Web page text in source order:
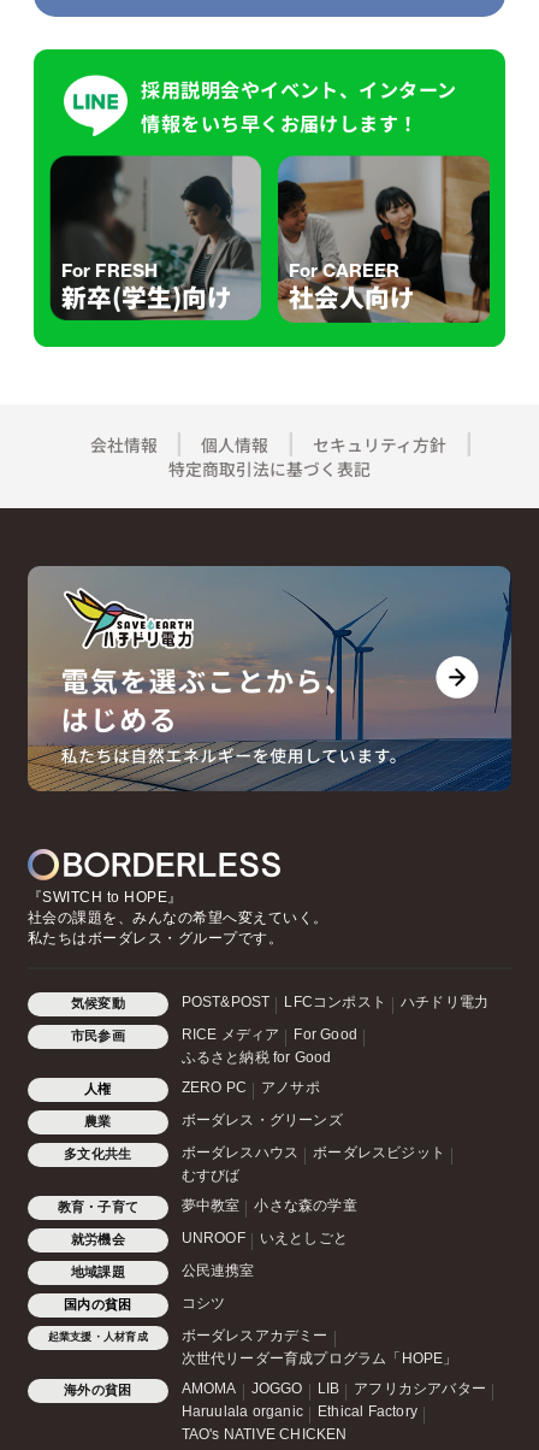
採用説明会やイベント、インターン
情報をいち早くお届けします！
For FRESH
新卒(学生)向け
For CAREER
社会人向け
会社情報 個人情報
セキュリティ方針
特定商取引法に基づく表記
『SWITCH to HOPE』
社会の課題を、みんなの希望へ変えていく。
私たちはボーダレス・グループです。
気候変動 POST&POST LFCコンポスト ハチドリ電力
市民参画 RICE メディア
For Good
ふるさと納税 for Good
人権 ZERO PC アノサポ
農業 ボーダレス・グリーンズ
多文化共生 ボーダレスハウス
ボーダレスビジット
むすびば
教育・子育て 夢中教室 小さな森の学童
就労機会 UNROOF いえとしごと
地域課題 公民連携室
国内の貧困 コシツ
起業支援・人材育成
ボーダレスアカデミー
次世代リーダー育成プログラム「HOPE」
海外の貧困 AMOMA JOGGO LIB
アフリカシアバター
Haruulala organic
Ethical Factory
TAO's NATIVE CHICKEN